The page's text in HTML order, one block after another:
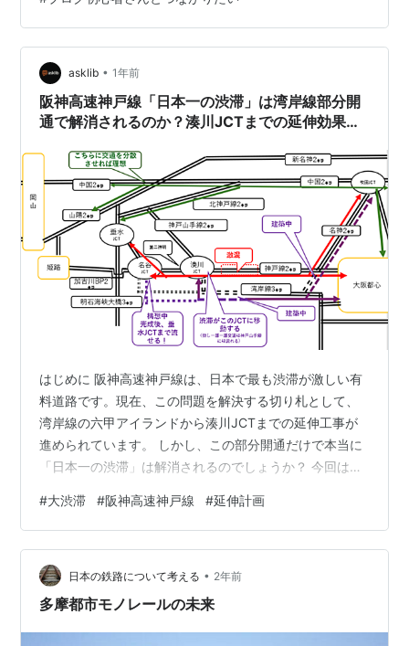
には丘珠空港があるなので丘珠空港と札幌駅 大通駅をつ
なぐ東豊線こそが１番いいと思っている 東豊線は北海き
たえーるとか札幌ドームとかイベントがあると盛んにな
るエリアが多いなの…
asklib • 1年前
阪神高速神戸線「日本一の渋滞」は湾岸線部分開
通で解消されるのか？湊川JCTまでの延伸効果の
はじめに 阪神高速神戸線は、日本で最も渋滞が激しい有
料道路です。現在、この問題を解決する切り札として、
湾岸線の六甲アイランドから湊川JCTまでの延伸工事が
進められています。 しかし、この部分開通だけで本当に
「日本一の渋滞」は解消されるのでしょうか？ 今回は、
いて考えてみました。 地図はこちら▶（外部リンク） 阪
神高速神戸線を中心とした高規格道路MAP 湾岸線延伸の
理想と現実 最終目標：名谷JCTまでの全線開通 湾岸線の
最終的な計画は、名谷JCTまでの全線開通です。これが
実現すれば： 第二神明への交通（神戸西部・姫路方面）
#大渋滞 #阪神高速神戸線 #延伸計画
日本の鉄路について考える • 2年前
多摩都市モノレールの未来